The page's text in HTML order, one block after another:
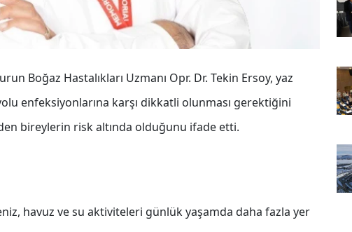
Boğaz Hastalıkları Uzmanı Opr. Dr. Tekin Ersoy, yaz
enfeksiyonlarına karşı dikkatli olunması gerektiğini
bireylerin risk altında olduğunu ifade etti.
havuz ve su aktiviteleri günlük yaşamda daha fazla yer